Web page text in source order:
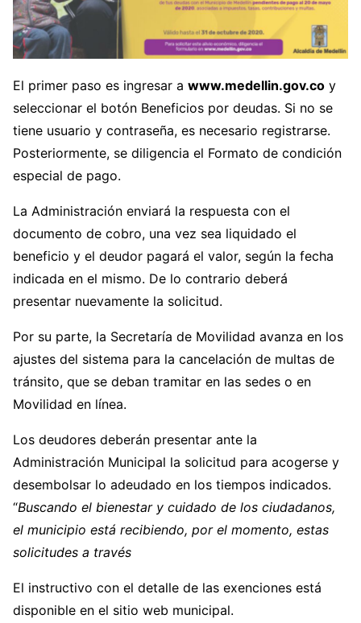
El primer paso es ingresar a www.medellin.gov.co y
seleccionar el botón Beneficios por deudas. Si no se
tiene usuario y contraseña, es necesario registrarse.
Posteriormente, se diligencia el Formato de condición
especial de pago.
La Administración enviará la respuesta con el
documento de cobro, una vez sea liquidado el
beneficio y el deudor pagará el valor, según la fecha
indicada en el mismo. De lo contrario deberá
presentar nuevamente la solicitud.
Por su parte, la Secretaría de Movilidad avanza en los
ajustes del sistema para la cancelación de multas de
tránsito, que se deban tramitar en las sedes o en
Movilidad en línea.
Los deudores deberán presentar ante la
Administración Municipal la solicitud para acogerse y
desembolsar lo adeudado en los tiempos indicados.
“Buscando el bienestar y cuidado de los ciudadanos,
el municipio está recibiendo, por el momento, estas
solicitudes a través
El instructivo con el detalle de las exenciones está
disponible en el sitio web municipal.